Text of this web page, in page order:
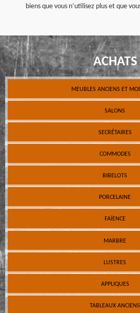
biens que vous n’utilisez plus et que
ACHATS
MEUBLES ANCIENS ET
SALONS
SECRÉTAIRES
COMMODES
BIBELOTS
PORCELAINE
FAÏENCE
MARBRE
LUSTRES
APPLIQUES
TABLEAUX ANCIENS